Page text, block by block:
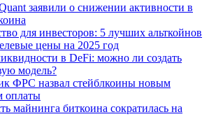
заявили о снижении активности в
для инвесторов: 5 лучших альткойнов
цены на 2025 год
в DeFi: можно ли создать
модель?
ФРС назвал стейблкоины новым
оплаты
майнинга биткоина сократилась на